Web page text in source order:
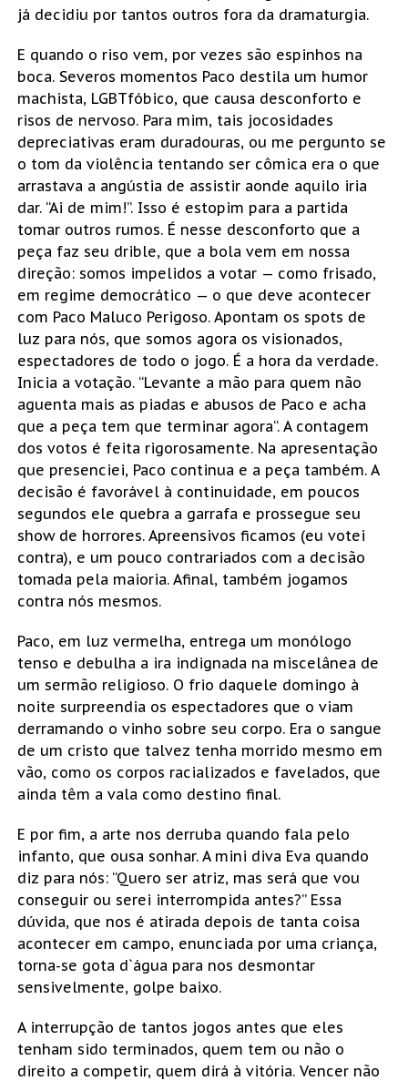
já decidiu por tantos outros fora da dramaturgia.
E quando o riso vem, por vezes são espinhos na
boca. Severos momentos Paco destila um humor
machista, LGBTfóbico, que causa desconforto e
risos de nervoso. Para mim, tais jocosidades
depreciativas eram duradouras, ou me pergunto se
o tom da violência tentando ser cômica era o que
arrastava a angústia de assistir aonde aquilo iria
dar. “Ai de mim!”. Isso é estopim para a partida
tomar outros rumos. É nesse desconforto que a
peça faz seu drible, que a bola vem em nossa
direção: somos impelidos a votar — como frisado,
em regime democrático — o que deve acontecer
com Paco Maluco Perigoso. Apontam os spots de
luz para nós, que somos agora os visionados,
espectadores de todo o jogo. É a hora da verdade.
Inicia a votação. “Levante a mão para quem não
aguenta mais as piadas e abusos de Paco e acha
que a peça tem que terminar agora“. A contagem
dos votos é feita rigorosamente. Na apresentação
que presenciei, Paco continua e a peça também. A
decisão é favorável à continuidade, em poucos
segundos ele quebra a garrafa e prossegue seu
show de horrores. Apreensivos ficamos (eu votei
contra), e um pouco contrariados com a decisão
tomada pela maioria. Afinal, também jogamos
contra nós mesmos.
Paco, em luz vermelha, entrega um monólogo
tenso e debulha a ira indignada na miscelânea de
um sermão religioso. O frio daquele domingo à
noite surpreendia os espectadores que o viam
derramando o vinho sobre seu corpo. Era o sangue
de um cristo que talvez tenha morrido mesmo em
vão, como os corpos racializados e favelados, que
ainda têm a vala como destino final.
E por fim, a arte nos derruba quando fala pelo
infanto, que ousa sonhar. A mini diva Eva quando
diz para nós: “Quero ser atriz, mas será que vou
conseguir ou serei interrompida antes?” Essa
dúvida, que nos é atirada depois de tanta coisa
acontecer em campo, enunciada por uma criança,
torna-se gota d`água para nos desmontar
sensivelmente, golpe baixo.
A interrupção de tantos jogos antes que eles
tenham sido terminados, quem tem ou não o
direito a competir, quem dirá à vitória. Vencer não